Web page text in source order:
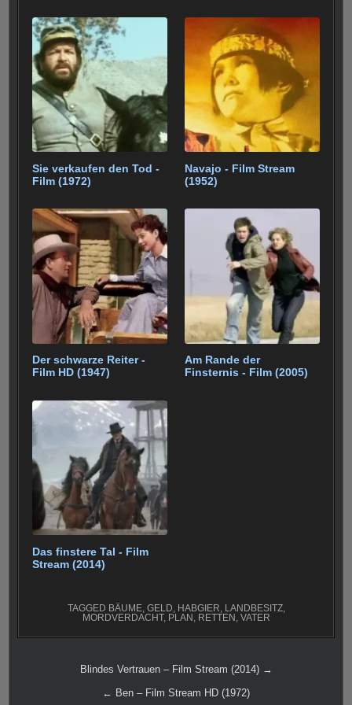
Sie verkaufen den Tod -
Film (1972)
Navajo - Film Stream
(1952)
Der schwarze Reiter -
Film HD (1947)
Am Rande der
Finsternis - Film (2005)
Das finstere Tal - Film
Stream (2014)
TAGGED BÄUME, GELD, HABGIER, LANDBESITZ,
MORDVERDACHT, PLAN , RETTEN , VATER
Beitragsnavigation
Blindes Vertrauen – Film Stream (2014) →
← Ben – Film Stream HD (1972)